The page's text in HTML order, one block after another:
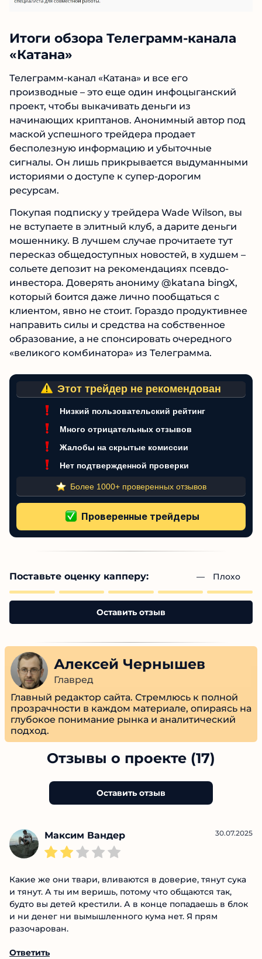
Итоги обзора Телеграмм-канала
«Катана»
Телеграмм-канал «Катана» и все его
производные – это еще один инфоцыганский
проект, чтобы выкачивать деньги из
начинающих криптанов. Анонимный автор
под маской успешного трейдера продает
бесполезную информацию и убыточные
сигналы. Он лишь прикрывается
выдуманными историями о доступе к супер-
дорогим ресурсам.
Покупая подписку у трейдера Wade Wilson, вы
не вступаете в элитный клуб, а дарите деньги
мошеннику. В лучшем случае прочитаете тут
пересказ общедоступных новостей, в худшем
– сольете депозит на рекомендациях псевдо-
инвестора. Доверять анониму @katana bingX,
который боится даже лично пообщаться с
клиентом, явно не стоит. Гораздо
собственное образование, а не спонсировать
очередного «великого комбинатора» из
Телеграмма.
Этот трейдер не рекомендован
Низкий пользовательский рейтинг
Много отрицательных отзывов
Нет подтвержденной проверки
Оставить отзыв
Алексей Чернышев
Главред
Главный редактор сайта. Стремлюсь к полной
прозрачности в каждом материале, опираясь
на глубокое понимание рынка и
аналитический подход.
Оставить отзыв
Максим Вандер 30.07.2025
сука и тянут. А ты им веришь, потому что общаются